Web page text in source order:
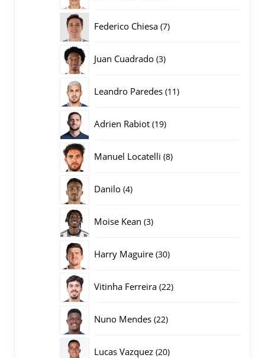
Federico Chiesa 77
Juan Cuadrado 33
Leandro Paredes 1111
Adrien Rabiot 1919
Manuel Locatelli 88
Danilo 44
Moise Kean 33
Harry Maguire 3030
Vitinha Ferreira 2222
Nuno Mendes 2222
Lucas Vazquez 2020